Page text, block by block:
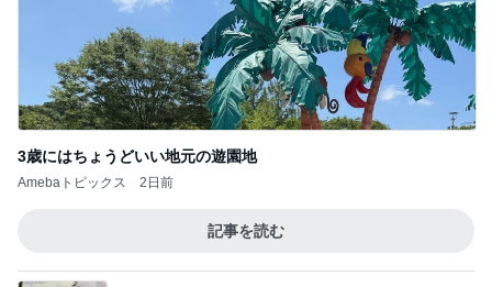
3歳にはちょうどいい地元の遊園地
Amebaトピックス 2日前
記事を読む